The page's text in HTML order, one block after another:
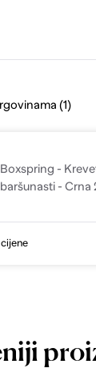
(1)
Boxspring -
baršunasti -